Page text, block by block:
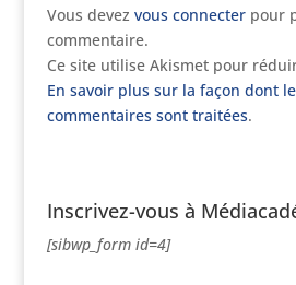
Vous devez vous connecterpour
commentaire.
Ce site utilise Akismet pour
En savoir plus sur la façon dont
commentaires sont traitées.
Inscrivez-vous à
[sibwp_form id=4]